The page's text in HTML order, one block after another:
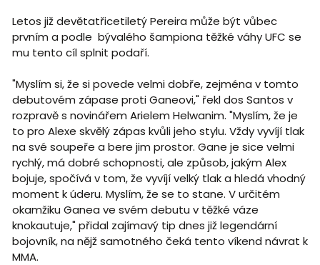
Letos již devětatřicetiletý Pereira může být vůbec
prvním a podle bývalého šampiona těžké váhy UFC se
mu tento cíl splnit podaří.
"Myslím si, že si povede velmi dobře, zejména v tomto
debutovém zápase proti Ganeovi," řekl dos Santos v
rozpravě s novinářem Arielem Helwanim. "Myslím, že je
to pro Alexe skvělý zápas kvůli jeho stylu. Vždy vyvíjí tlak
na své soupeře a bere jim prostor. Gane je sice velmi
rychlý, má dobré schopnosti, ale způsob, jakým Alex
bojuje, spočívá v tom, že vyvíjí velký tlak a hledá vhodný
moment k úderu. Myslím, že se to stane. V určitém
okamžiku Ganea ve svém debutu v těžké váze
knokautuje," přidal zajímavý tip dnes již legendární
bojovník, na nějž samotného čeká tento víkend návrat k
MMA.